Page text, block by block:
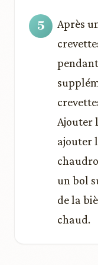
Après
Ajouter
ajouter
un bol
de la
chaud.